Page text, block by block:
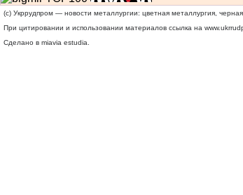
(c) Укррудпром — новости металлургии: цветная металлургия,
При цитировании и использовании материалов ссылка на
Сделано в miavia estudia.